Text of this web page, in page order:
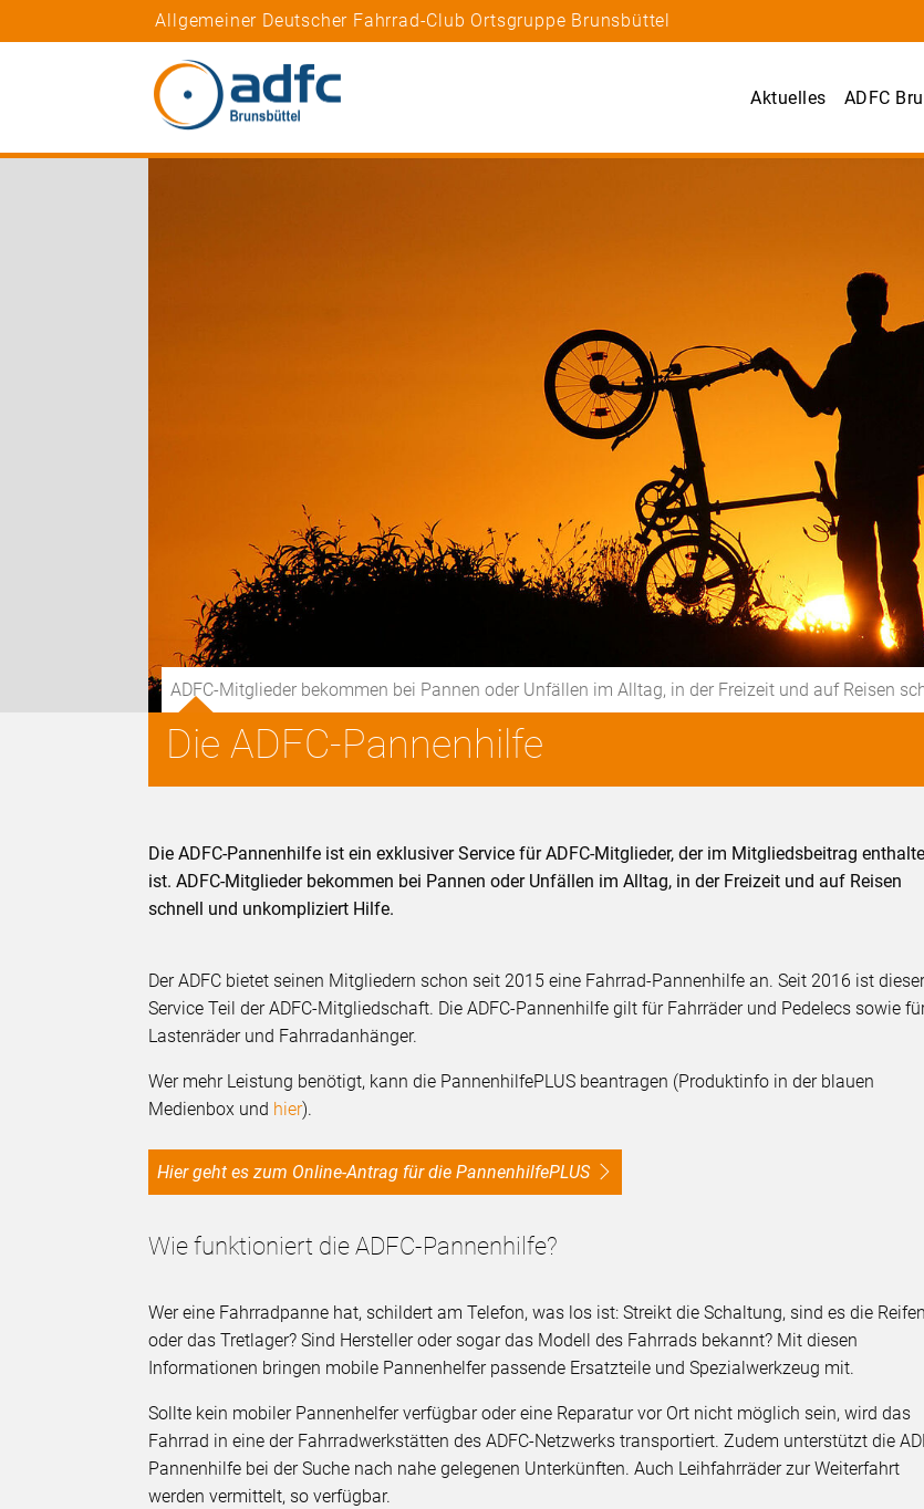
Allgemeiner Deutscher Fahrrad-Club Ortsgruppe Brunsbüttel
Aktuelles ADFC
ADFC-Mitglieder bekommen bei Pannen oder Unfällen im Alltag, in der Freizeit und auf Reisen
Die ADFC-Pannenhilfe
Die ADFC-Pannenhilfe ist ein exklusiver Service für ADFC-Mitglieder, der im Mitgliedsbeitrag
ist. ADFC-Mitglieder bekommen bei Pannen oder Unfällen im Alltag, in der Freizeit und auf Reisen
schnell und unkompliziert Hilfe.
Der ADFC bietet seinen Mitgliedern schon seit 2015 eine Fahrrad-Pannenhilfe an. Seit 2016 ist
Service Teil der ADFC-Mitgliedschaft. Die ADFC-Pannenhilfe gilt für Fahrräder und Pedelecs sowie
Lastenräder und Fahrradanhänger.
Wer mehr Leistung benötigt, kann die PannenhilfePLUS beantragen (Produktinfo in der blauen
Medienbox und hier).
Hier geht es zum Online-Antrag für die PannenhilfePLUS
Wie funktioniert die ADFC-Pannenhilfe?
Wer eine Fahrradpanne hat, schildert am Telefon, was los ist: Streikt die Schaltung, sind es die Reifen
oder das Tretlager? Sind Hersteller oder sogar das Modell des Fahrrads bekannt? Mit diesen
Informationen bringen mobile Pannenhelfer passende Ersatzteile und Spezialwerkzeug mit.
Sollte kein mobiler Pannenhelfer verfügbar oder eine Reparatur vor Ort nicht möglich sein, wird das
Fahrrad in eine der Fahrradwerkstätten des ADFC-Netzwerks transportiert. Zudem unterstützt die
Pannenhilfe bei der Suche nach nahe gelegenen Unterkünften. Auch Leihfahrräder zur Weiterfahrt
werden vermittelt, so verfügbar.